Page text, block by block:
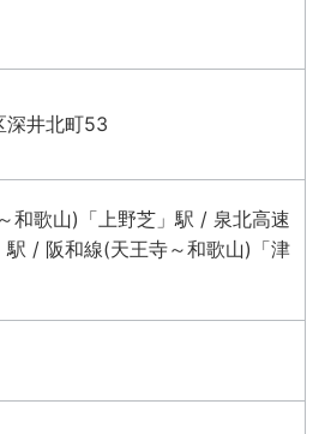
深井北町53
和歌山)「上野芝」駅 / 泉北高速
駅 / 阪和線(天王寺～和歌山)「津